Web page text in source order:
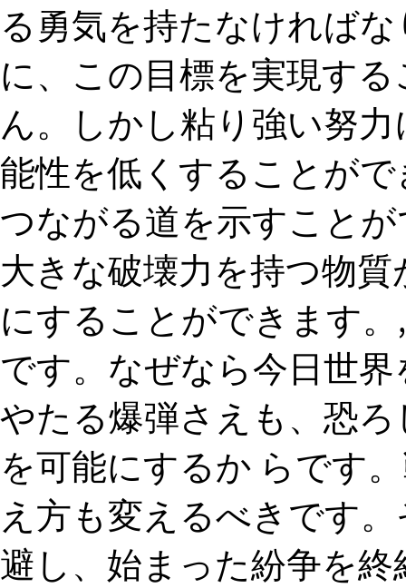
る勇気を持たなければ
に、この目標を実現す
ん。しかし粘り強い努
能性を低くすることが
つながる道を示すこと
大きな破壊力を持つ物
にすることができます
です。なぜなら今日世
やたる爆弾さえも、恐
を可能にするか らです
え方も変えるべきです
避し、始まった紛争を